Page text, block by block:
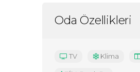
Oda Özellikleri
TV Klima